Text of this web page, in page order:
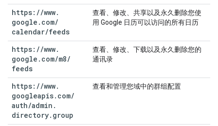
https: //www.
google . com/
calendar/feeds
查看、修改、共享以及永久删除您使
用 Google 日历可以访问的所有日历
https: //www.
google . com/m8/
feeds
查看、修改、下载以及永久删除您的
通讯录
https: //www.
googleapis. com/
auth/admin .
directory. group
查看和管理您域中的群组配置